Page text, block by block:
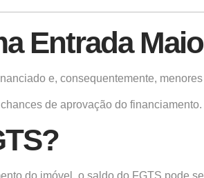
Entrada
e, consequentemente,
de aprovação do financiamento.
do imóvel, o saldo do FGTS pode